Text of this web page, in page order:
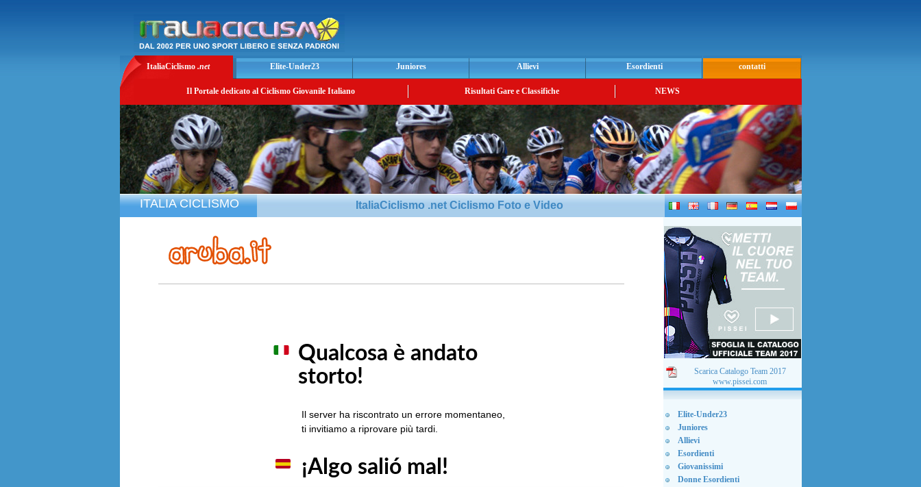
ItaliaCiclismo .net Elite-Under23 Juniores Allievi Esordienti contatti
Il Portale dedicato al Ciclismo Giovanile Italiano Risultati Gare e Classifiche NEWS
ITALIA CICLISMO ItaliaCiclismo .net Ciclismo Foto e Video
Scarica Catalogo Team 2017
www.pissei.com
Elite-Under23
Juniores
Allievi
Esordienti
Giovanissimi
Donne Esordienti